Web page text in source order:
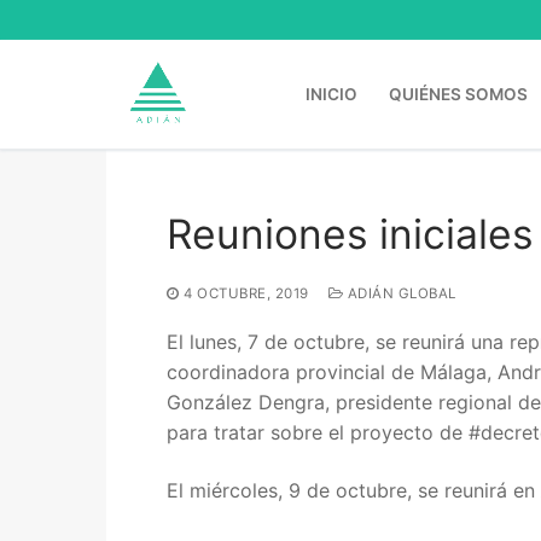
al
INICIO QUIÉNES SOMOS
Reuniones
4 OCTUBRE, 2019 ADIÁN GLOBAL
El lunes, 7 de octubre, se reunirá una
coordinadora provincial de Málaga,
González Dengra, presidente regional
para tratar sobre el proyecto de
El miércoles, 9 de octubre, se reunirá